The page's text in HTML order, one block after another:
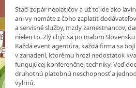
Stačí zopár neplatičov a už to ide ako
ani vy nemáte z čoho zaplatiť
a servisné služby, mzdy zamestnancov,
nielen to. Zlý chýr sa po malom
Každá event agentúra, každá firma sa
v zariadení, ktorému hrozí nedostatok
fungujúcej konferenčnej techniky. Veď
druhotnú platobnú neschopnosť a
vyhnú.